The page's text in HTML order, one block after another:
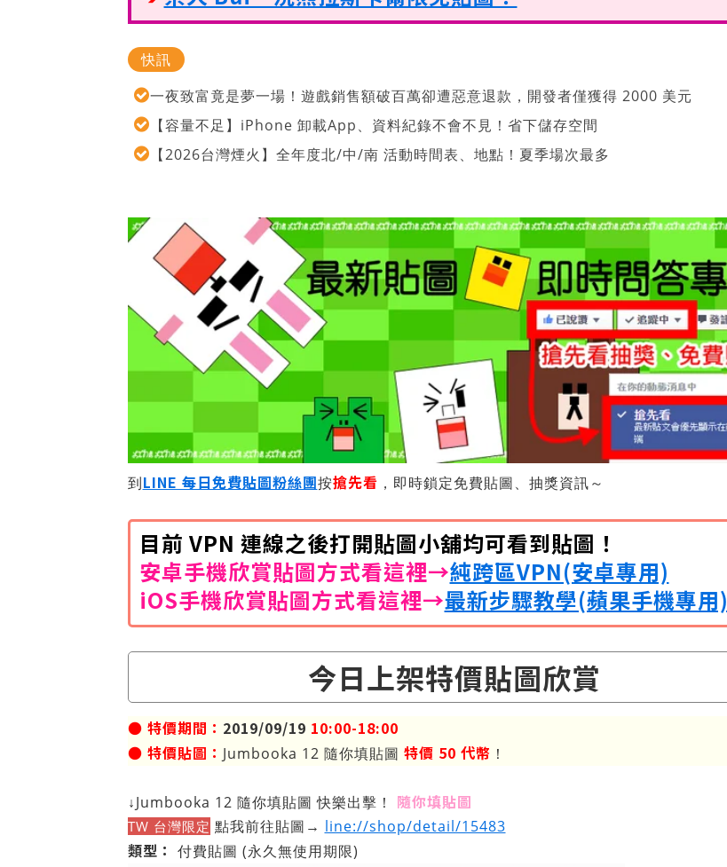
快訊
一夜致富竟是夢一場！遊戲銷售額破百萬卻遭惡意退款，開發者僅獲得 2000 美元
【容量不足】iPhone 卸載App、資料紀錄不會不見！省下儲存空間
【2026台灣煙火】全年度北/中/南 活動時間表、地點！夏季場次最多
到LINE 每日免費貼圖粉絲團按搶先看 ，即時鎖定免費貼圖、抽獎資訊～
目前 VPN 連線之後打開貼圖小舖均可看到貼圖！
安卓手機欣賞貼圖方式看這裡→純跨區VPN(安卓專用)
iOS手機欣賞貼圖方式看這裡→最新步驟教學(蘋果手機專用)
今日上架特價貼圖欣賞
● 特價期間： 2019/09/19 10:00-18:00
● 特價貼圖： Jumbooka 12 隨你填貼圖 特價 50 代幣 ！
↓Jumbooka 12 隨你填貼圖 快樂出擊！ 隨你填貼圖
TW 台灣限定 點我前往貼圖→ line://shop/detail/15483
類型： 付費貼圖 (永久無使用期限)